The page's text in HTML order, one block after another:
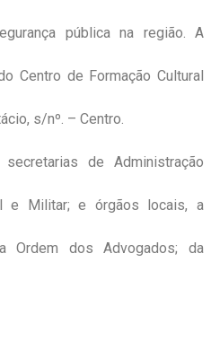
pública na região. A
Centro de Formação Cultural
s/nº. – Centro.
de Administração
e Militar; e órgãos locais, a
Ordem dos Advogados; da